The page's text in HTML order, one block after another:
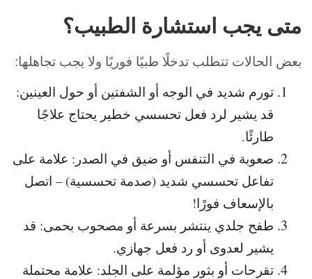
متى يجب استشارة الطبيب؟
بعض الحالات تتطلب تدخلًا طبيًا فوريًا ولا يجب تجاهلها:
تورم شديد في الوجه أو الشفتين أو حول العينين:
قد يشير لرد فعل تحسسي خطير يحتاج علاجًا
طارئًا.
صعوبة في التنفس أو ضيق في الصدر: علامة على
تفاعل تحسسي شديد (صدمة تحسسية) – اتصل
بالإسعاف فورًا!
طفح جلدي ينتشر بسرعة أو مصحوب بحمى: قد
يشير لعدوى أو رد فعل جهازي.
تقرحات أو بثور مؤلمة على الجلد: علامة محتملة